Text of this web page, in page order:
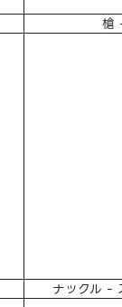
槍
ナックル -